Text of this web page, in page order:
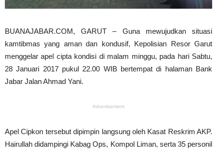
BUANAJABAR.COM, GARUT – Guna mewujudkan situasi
kamtibmas yang aman dan kondusif, Kepolisian Resor Garut
menggelar apel cipta kondisi di malam minggu, pada hari Sabtu,
28 Januari 2017 pukul 22.00 WIB bertempat di halaman Bank
Jabar Jalan Ahmad Yani.
Advertisement
Apel Cipkon tersebut dipimpin langsung oleh Kasat Reskrim AKP.
Hairullah didampingi Kabag Ops, Kompol Liman, serta 35 personil